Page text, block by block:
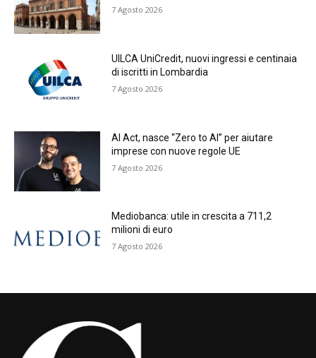
7 Agosto 2026
UILCA UniCredit, nuovi ingressi e centinaia
di iscritti in Lombardia
7 Agosto 2026
AI Act, nasce “Zero to AI” per aiutare
imprese con nuove regole UE
7 Agosto 2026
Mediobanca: utile in crescita a 711,2
milioni di euro
7 Agosto 2026